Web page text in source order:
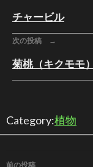
チャービル
次の投稿 →
菊桃（キクモモ）
Category:植物
投稿ナビゲーショ
前の投稿